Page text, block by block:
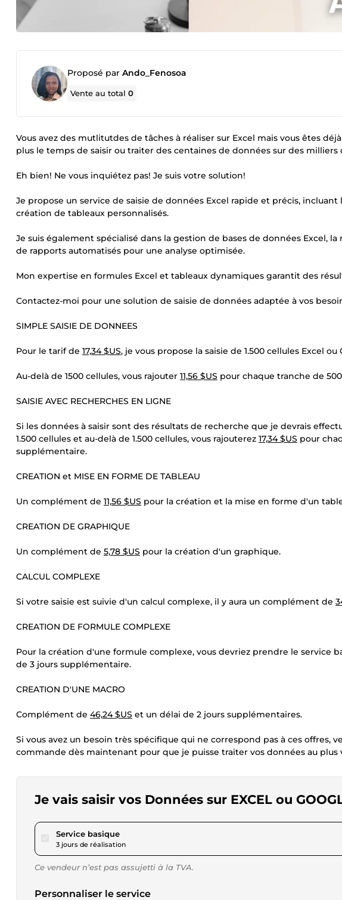
Proposé par Ando_Fenosoa
Vente au total0
Vous avez des mutlitutdes de tâches à réaliser sur Excel mais vous êtes
plus le temps de saisir ou traiter des centaines de données sur des milliers
Eh bien! Ne vous inquiétez pas! Je suis votre solution!
Je propose un service de saisie de données Excel rapide et précis,
création de tableaux personnalisés.
Je suis également spécialisé dans la gestion de bases de données Excel,
de rapports automatisés pour une analyse optimisée.
Mon expertise en formules Excel et tableaux dynamiques garantit des
Contactez-moi pour une solution de saisie de données adaptée à vos
SIMPLE SAISIE DE DONNEES
Pour le tarif de 17,34 $US, je vous propose la saisie de 1.500 cellules Excel
Au-delà de 1500 cellules, vous rajouter 11,56 $US pour chaque tranche de
SAISIE AVEC RECHERCHES EN LIGNE
Si les données à saisir sont des résultats de recherche que je devrais
1.500 cellules et au-delà de 1.500 cellules, vous rajouterez 17,34 $US pour
supplémentaire.
CREATION et MISE EN FORME DE TABLEAU
Un complément de 11,56 $US pour la création et la mise en forme d'un
CREATION DE GRAPHIQUE
Un complément de 5,78 $US pour la création d'un graphique.
CALCUL COMPLEXE
Si votre saisie est suivie d'un calcul complexe, il y aura un complément de
CREATION DE FORMULE COMPLEXE
Pour la création d'une formule complexe, vous devriez prendre le service
de 3 jours supplémentaire.
CREATION D'UNE MACRO
Complément de 46,24 $US et un délai de 2 jours supplémentaires.
Si vous avez un besoin très spécifique qui ne correspond pas à ces offres,
commande dès maintenant pour que je puisse traiter vos données au plus
Je vais saisir vos Données sur EXCEL ou
Service basiquepour 17,34 $US
3 jours de réalisation
Ce vendeur n’est pas assujetti à la TVA.
Personnaliser le service